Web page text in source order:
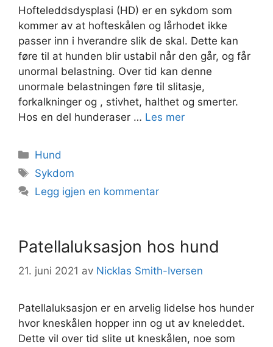
Hofteleddsdysplasi (HD) er en sykdom som
kommer av at hofteskålen og lårhodet ikke
passer inn i hverandre slik de skal. Dette kan
føre til at hunden blir ustabil når den går, og får
unormal belastning. Over tid kan denne
unormale belastningen føre til slitasje,
forkalkninger og , stivhet, halthet og smerter.
Hos en del hunderaser … Les mer
Kategorier
Hund
Stikkord
Sykdom
Legg igjen en kommentar
Patellaluksasjon hos hund
21. juni 2021 av Nicklas Smith-Iversen
Patellaluksasjon er en arvelig lidelse hos hunder
hvor kneskålen hopper inn og ut av kneleddet.
Dette vil over tid slite ut kneskålen, noe som